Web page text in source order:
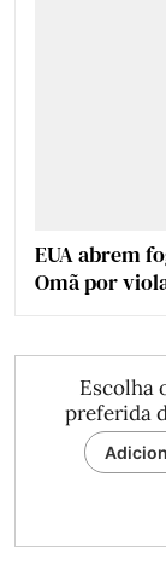
EUA abrem
Omã por
Escolha
preferida